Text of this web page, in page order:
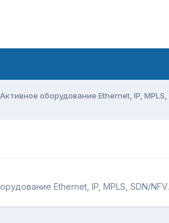
Активное оборудование Ethernet, IP, MPLS,
Ethernet, IP, MPLS, SDN/